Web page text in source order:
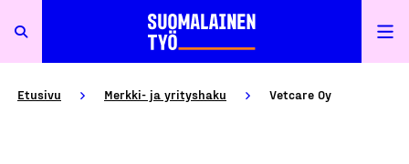
Etusivu Merkki- ja yrityshaku Vetcare Oy